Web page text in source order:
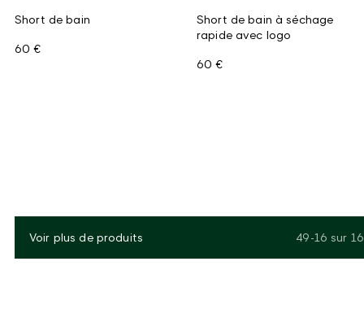
Short de bain
60 €
Short de bain à séchage
rapide avec logo
60 €
Voir plus de produits 49-16 sur 16